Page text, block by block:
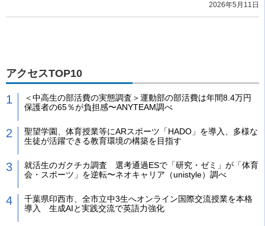
2026年5月11日
アクセスTOP10
＜中高生の部活費の実態調査＞運動部の部活費は年間8.4万円
保護者の65％が負担感〜ANYTEAM調べ
聖望学園、体育授業等にARスポーツ「HADO」を導入、多様な
生徒が活躍できる教育環境の構築を目指す
就活生のガクチカ調査 選考通過ESで「研究・ゼミ」が「体育
会・スポーツ」を逆転〜ネオキャリア（unistyle）調べ
千葉県印西市、全市立中3生へオンライン国際交流授業を本格
導入 生成AIと実践交流で英語力強化